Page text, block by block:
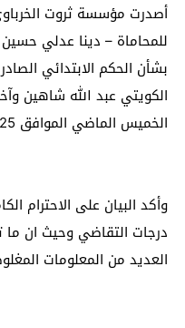
أصدرت مؤسسة ثروت
للمحاماة – دينا عدلي حسين
بشأن الحكم الابتدائي
الكويتي عبد الله شاهين
الخميس الماضي الموافق 25 يونيو 2026.
وأكد البيان على الاحترام
درجات التقاضي وحيث ان
العديد من المعلومات